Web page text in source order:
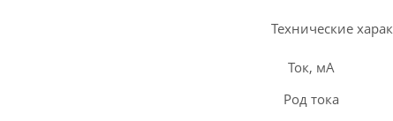
Технические
Ток, мА
Род тока